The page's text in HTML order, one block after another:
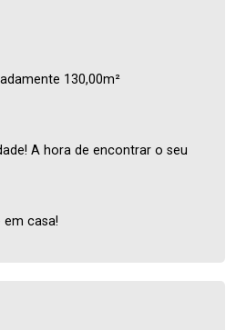
130,00m²
A hora de encontrar o seu
em casa!